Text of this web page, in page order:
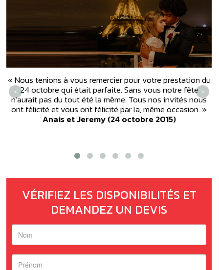
« Nous tenions à vous remercier pour votre prestation du
24 octobre qui était parfaite. Sans vous notre fête
n’aurait pas du tout été la même. Tous nos invités nous
ont félicité et vous ont félicité par la, même occasion. »
Anais et Jeremy (24 octobre 2015)
< >
VÉRIFIEZ LES DISPONIBILITÉS ET
DEMANDEZ UN DEVIS